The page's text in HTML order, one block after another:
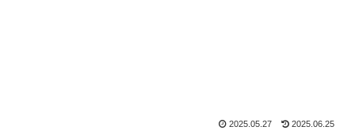
2025.05.27 2025.06.25